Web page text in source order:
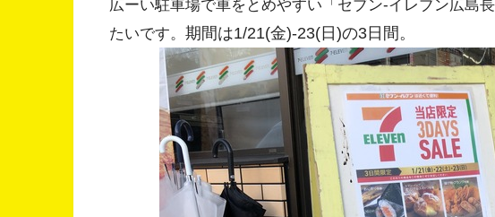
広ーい駐車場で車をとめやすい「セブン-イレブン広島
たいです。 期間は1/21(金)-23(日)の3日間。